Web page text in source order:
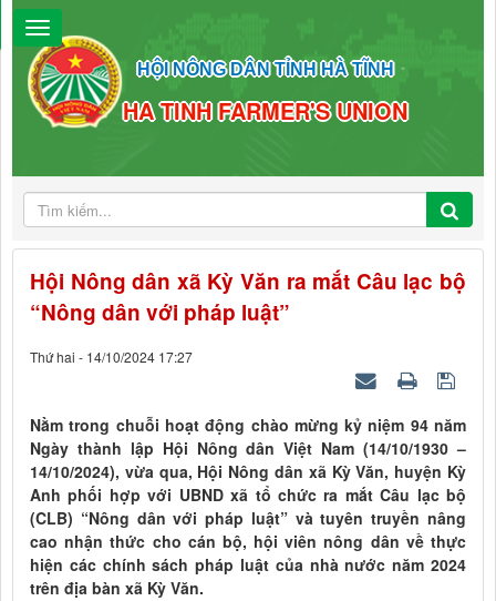
HỘI NÔNG DÂN TỈNH HÀ TĨNH
HA TINH FARMER'S UNION
Hội Nông dân xã Kỳ Văn ra mắt Câu lạc bộ
“Nông dân với pháp luật”
Thứ hai - 14/10/2024 17:27
Nằm trong chuỗi hoạt động chào mừng kỷ niệm 94 năm
Ngày thành lập Hội Nông dân Việt Nam (14/10/1930 –
14/10/2024), vừa qua, Hội Nông dân xã Kỳ Văn, huyện Kỳ
Anh phối hợp với UBND xã tổ chức ra mắt Câu lạc bộ
(CLB) “Nông dân với pháp luật” và tuyên truyền nâng
cao nhận thức cho cán bộ, hội viên nông dân về thực
hiện các chính sách pháp luật của nhà nước năm 2024
trên địa bàn xã Kỳ Văn.